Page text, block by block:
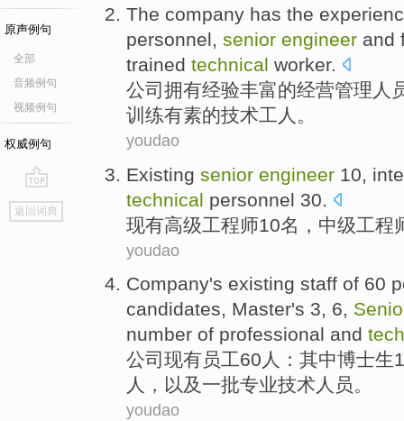
原声例句
全部
音频例句
视频例句
权威例句
go
top
返回词典
The company has the
personnel, senior engineer and
trained technical worker.
公司 拥有经验丰富的经营管理 人
训练有素的技术工人。
youdao
Existing senior engineer 10
technical personnel 30
现有高级工程师10名， 中级工程
youdao
Company's existing staff of 60
candidates, Master's 3, 6,
number of professional and
公司 现有员工60 人 ： 其中博士生1
人， 以及 一批专业技术人员。
youdao